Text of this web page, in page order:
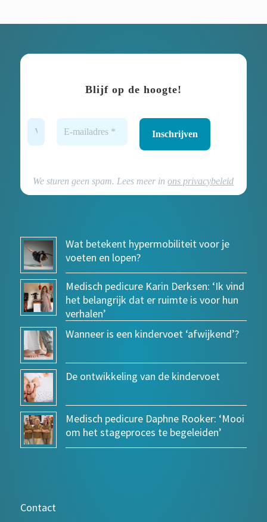
Blijf op de hoogte!
We sturen geen spam. Lees meer inons privacybeleid
Wat betekent hypermobiliteit voor je
voeten en lopen?
Medisch pedicure Karin Derksen: ‘Ik vind
het belangrijk dat er ruimte is voor hun
verhalen’
Wanneer is een kindervoet ‘afwijkend’?
De ontwikkeling van de kindervoet
Medisch pedicure Daphne Rooker: ‘Mooi
om het stageproces te begeleiden’
Contact